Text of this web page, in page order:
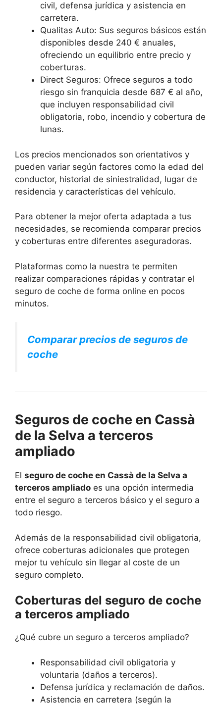
civil, defensa jurídica y asistencia en
carretera.
Qualitas Auto: Sus seguros básicos están
disponibles desde 240 € anuales,
ofreciendo un equilibrio entre precio y
coberturas.
Direct Seguros: Ofrece seguros a todo
riesgo sin franquicia desde 687 € al año,
que incluyen responsabilidad civil
obligatoria, robo, incendio y cobertura de
lunas.
Los precios mencionados son orientativos y
pueden variar según factores como la edad del
conductor, historial de siniestralidad, lugar de
residencia y características del vehículo.
Para obtener la mejor oferta adaptada a tus
necesidades, se recomienda comparar precios
y coberturas entre diferentes aseguradoras.
Plataformas como la nuestra te permiten
realizar comparaciones rápidas y contratar el
seguro de coche de forma online en pocos
minutos.
Comparar precios de seguros de
coche
Seguros de coche en Cassà
de la Selva a terceros
ampliado
El seguro de coche en Cassà de la Selva a
terceros ampliado es una opción intermedia
entre el seguro a terceros básico y el seguro a
todo riesgo.
Además de la responsabilidad civil obligatoria,
ofrece coberturas adicionales que protegen
mejor tu vehículo sin llegar al coste de un
seguro completo.
Coberturas del seguro de coche
a terceros ampliado
¿Qué cubre un seguro a terceros ampliado?
Responsabilidad civil obligatoria y
voluntaria (daños a terceros).
Defensa jurídica y reclamación de daños.
Asistencia en carretera (según la